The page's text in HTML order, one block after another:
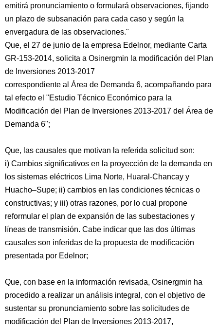
emitirá pronunciamiento o formulará observaciones, fijando
un plazo de subsanación para cada caso y según la
envergadura de las observaciones."
Que, el 27 de junio de la empresa Edelnor, mediante Carta
GR-153-2014, solicita a Osinergmin la modificación del Plan
de Inversiones 2013-2017
correspondiente al Área de Demanda 6, acompañando para
tal efecto el "Estudio Técnico Económico para la
Modificación del Plan de Inversiones 2013-2017 del Área de
Demanda 6";
Que, las causales que motivan la referida solicitud son:
i) Cambios significativos en la proyección de la demanda en
los sistemas eléctricos Lima Norte, Huaral-Chancay y
Huacho–Supe; ii) cambios en las condiciones técnicas o
constructivas; y iii) otras razones, por lo cual propone
reformular el plan de expansión de las subestaciones y
líneas de transmisión. Cabe indicar que las dos últimas
causales son inferidas de la propuesta de modificación
presentada por Edelnor;
Que, con base en la información revisada, Osinergmin ha
procedido a realizar un análisis integral, con el objetivo de
sustentar su pronunciamiento sobre las solicitudes de
modificación del Plan de Inversiones 2013-2017,